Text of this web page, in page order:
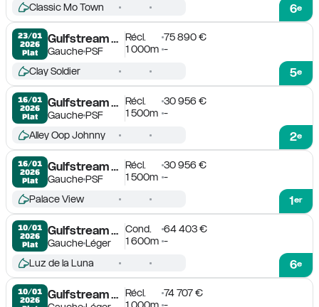
6e
Classic Mo Town
23/01
2026
Plat
Gulfstream Park
GauchePSF
Récl.
75 890 €
1 000m -
5e
Clay Soldier
16/01
2026
Plat
Gulfstream Park
GauchePSF
Récl.
30 956 €
1 500m -
2e
Alley Oop Johnny
16/01
2026
Plat
Gulfstream Park
GauchePSF
Récl.
30 956 €
1 500m -
1er
Palace View
10/01
2026
Plat
Gulfstream Park
GaucheLéger
Cond.
64 403 €
1 600m -
6e
Luz de la Luna
10/01
2026
Gulfstream ParkRécl.
74 707 €